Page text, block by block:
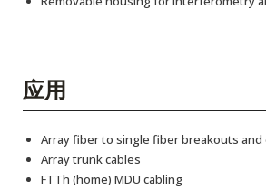
应用
Array fiber to single fiber breakouts and
Array trunk cables
FTTh (home) MDU cabling